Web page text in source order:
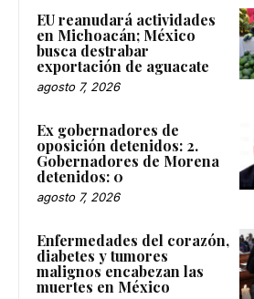
EU reanudará actividades
en Michoacán; México
busca destrabar
exportación de aguacate
agosto 7, 2026
Ex gobernadores de
oposición detenidos: 2.
Gobernadores de Morena
detenidos: 0
agosto 7, 2026
Enfermedades del corazón,
diabetes y tumores
malignos encabezan las
muertes en México